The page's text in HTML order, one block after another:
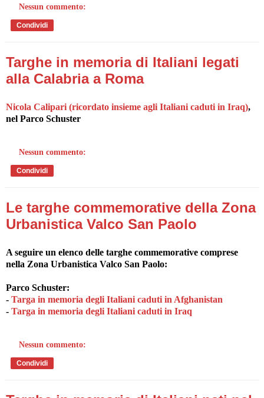
Nessun commento:
Condividi
Targhe in memoria di Italiani legati
alla Calabria a Roma
Nicola Calipari (ricordato insieme agli Italiani caduti in Iraq),
nel Parco Schuster
Nessun commento:
Condividi
Le targhe commemorative della Zona
Urbanistica Valco San Paolo
A seguire un elenco delle targhe commemorative comprese
nella Zona Urbanistica Valco San Paolo:
Parco Schuster:
- Targa in memoria degli Italiani caduti in Afghanistan
- Targa in memoria degli Italiani caduti in Iraq
Nessun commento:
Condividi